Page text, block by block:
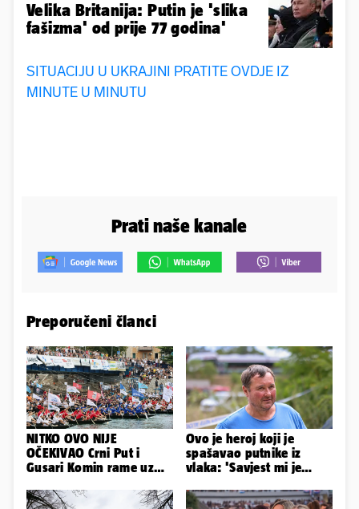
Velika Britanija: Putin je 'slika
fašizma' od prije 77 godina'
SITUACIJU U UKRAJINI PRATITE OVDJE IZ
MINUTE U MINUTU
Prati naše kanale
Preporučeni članci
NITKO OVO NIJE
OČEKIVAO Crni Put i
Gusari Komin rame uz
lađa
Ovo je heroj koji je
spašavao putnike iz
vlaka: 'Savjest mi je
napravim...'